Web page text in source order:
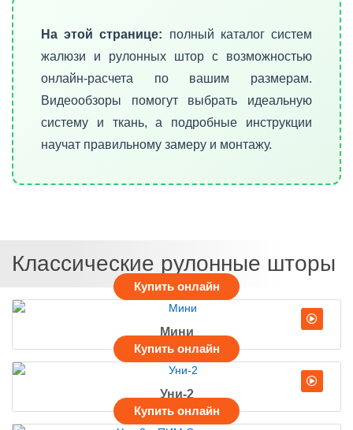
На этой странице: полный каталог систем
жалюзи и рулонных штор с возможностью
онлайн-расчета по вашим размерам.
Видеообзоры помогут выбрать идеальную
систему и ткань, а подробные инструкции
научат правильному замеру и монтажу.
Классические рулонные шторы
Мини
Уни-2